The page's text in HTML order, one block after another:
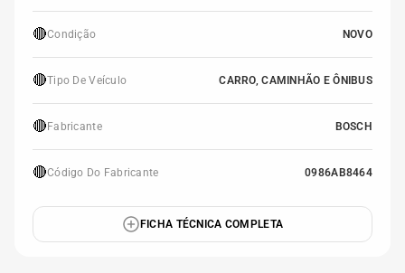
🔴Condição NOVO
🔴Tipo De Veículo CARRO, CAMINHÃO E ÔNIBUS
🔴 Fabricante BOSCH
🔴Código Do Fabricante 0986AB8464
FICHA TÉCNICA COMPLETA